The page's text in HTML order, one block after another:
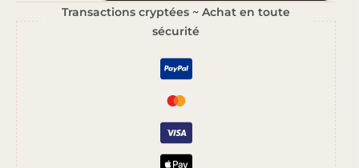
Sauvage
Transactions cryptées ~ Achat en toute
sécurité